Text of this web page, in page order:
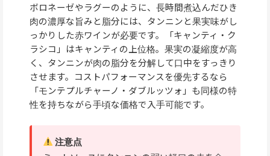
ボロネーゼやラグーのように、長時間煮込んだひき
肉の濃厚な旨みと脂分には、タンニンと果実味がし
っかりした赤ワインが必要です。「キャンティ・ク
ラシコ」はキャンティの上位格。果実の凝縮度が高
く、タンニンが肉の脂分を分解して口中をすっきり
させます。コストパフォーマンスを優先するなら
「モンテプルチャーノ・ダブルッツォ」も同様の特
性を持ちながら手頃な価格で入手可能です。
注意点